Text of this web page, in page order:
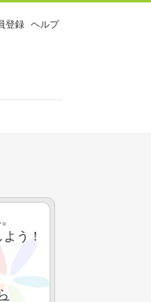
登録 ヘルプ
う！